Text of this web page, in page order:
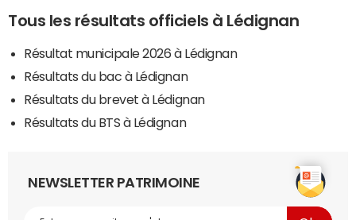
Tous les résultats officiels à Lédignan
Résultat municipale 2026 à Lédignan
Résultats du bac à Lédignan
Résultats du brevet à Lédignan
Résultats du BTS à Lédignan
NEWSLETTER PATRIMOINE